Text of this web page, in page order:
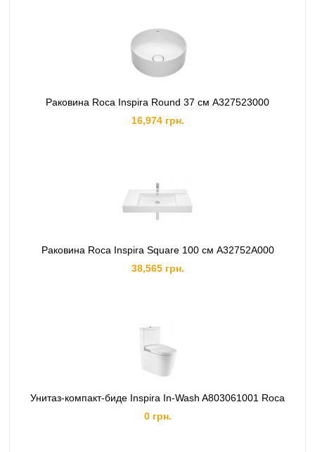
Раковина Roca Inspira Round 37 см A327523000
16,974 грн.
Раковина Roca Inspira Square 100 см A32752A000
38,565 грн.
Унитаз-компакт-биде Inspira In-Wash A803061001 Roca
0 грн.